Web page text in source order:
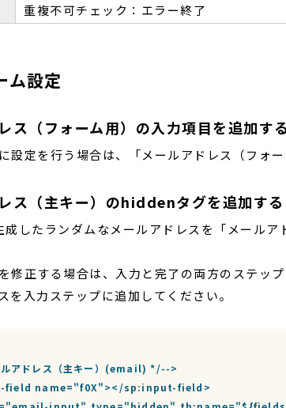
重複不可チェック：エラー終了
ム設定
ス（フォーム用）の入力項目を追加する
設定を行う場合は、「メールアドレス（フォ
ス（主キー）のhiddenタグを追加する
したランダムなメールアドレスを「メールア
修正する場合は、入力と完了の両方のステッ
を入力ステップに追加してください。
アドレス（主キー）(email) */-->
field name="f0X"></sp:input-field>